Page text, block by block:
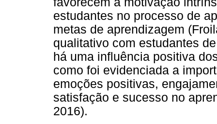
estudantes no processo de
metas de aprendizagem
qualitativo com estudantes
há uma influência positiva
como foi evidenciada a
emoções positivas,
satisfação e sucesso no
2016).